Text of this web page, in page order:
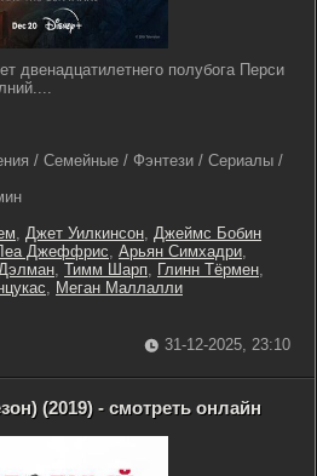
двенадцатилетнего полубога Перси
/ Семейные / Фэнтези / Сериалы /
, Джет Уилкинсон, Джеймс Бобин
Джеффрис, Арьян Симхадри,
, Тимм Шарп, Глинн Тёрмен,
, Меган Маллалли
31-12-2025, 23:10
(2019) - смотреть онлайн